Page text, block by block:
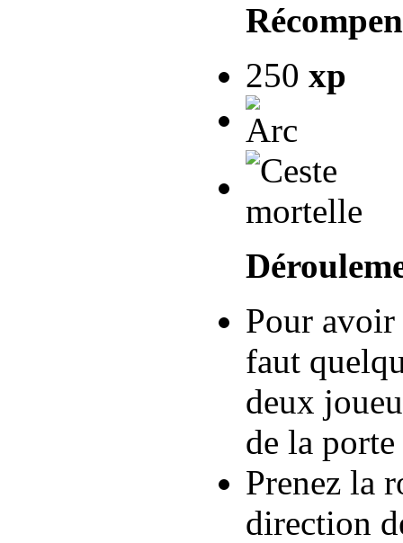
250 xp
Pour
faut
deux
de la
Prenez la
direction